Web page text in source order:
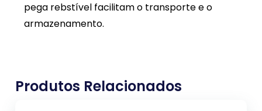
pega rebstível facilitam o transporte e o
armazenamento.
Produtos Relacionados